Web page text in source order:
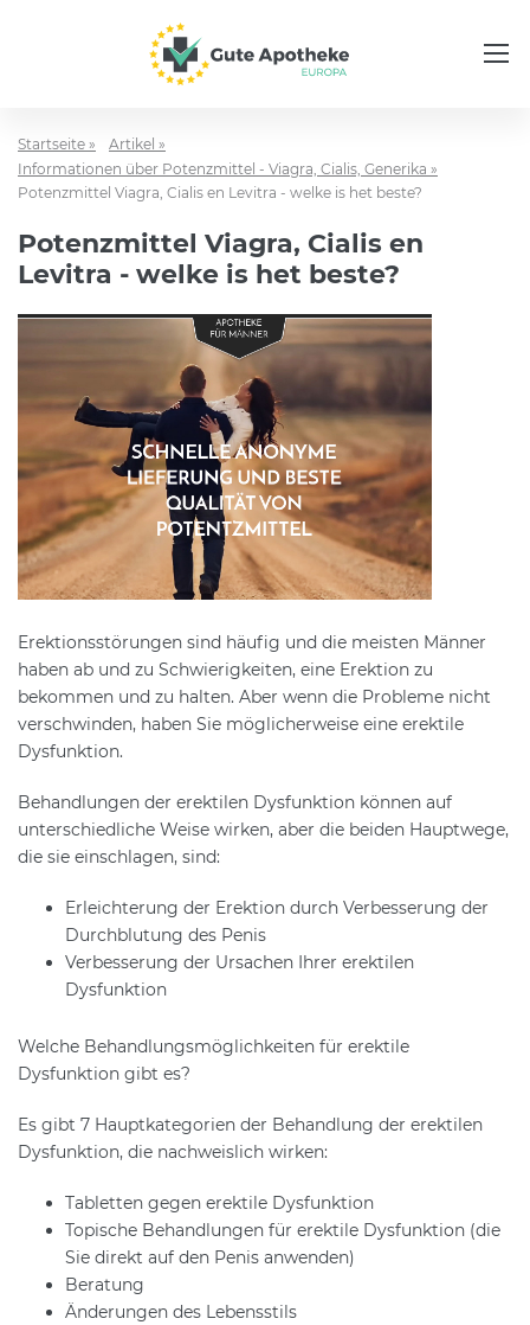
Startseite »
Artikel »
Informationen über Potenzmittel - Viagra, Cialis, Generika »
Potenzmittel Viagra, Cialis en Levitra - welke is het beste?
Potenzmittel Viagra, Cialis en
Levitra - welke is het beste?
Erektionsstörungen sind häufig und die meisten Männer
haben ab und zu Schwierigkeiten, eine Erektion zu
bekommen und zu halten. Aber wenn die Probleme nicht
verschwinden, haben Sie möglicherweise eine erektile
Dysfunktion.
Behandlungen der erektilen Dysfunktion können auf
unterschiedliche Weise wirken, aber die beiden Hauptwege,
die sie einschlagen, sind:
Erleichterung der Erektion durch Verbesserung der
Durchblutung des Penis
Verbesserung der Ursachen Ihrer erektilen
Dysfunktion
Welche Behandlungsmöglichkeiten für erektile
Dysfunktion gibt es?
Es gibt 7 Hauptkategorien der Behandlung der erektilen
Dysfunktion, die nachweislich wirken:
Tabletten gegen erektile Dysfunktion
Topische Behandlungen für erektile Dysfunktion (die
Sie direkt auf den Penis anwenden)
Beratung
Änderungen des Lebensstils